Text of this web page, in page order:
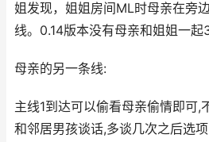
姐发现，姐姐房间ML时母亲在旁
线。0.14版本没有母亲和姐姐一起
母亲的另一条线:
主线1到达可以偷看母亲偷情即可,
和邻居男孩谈话,多谈几次之后选